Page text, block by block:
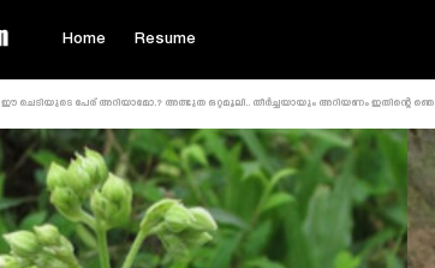
Home Resume
ഈ ചെടിയുടെ പേര് അറിയാമോ.? അത്ഭുത ഒറ്റമൂലി.. തീർച്ചയായും അറിയണം ഇതിന്റെ